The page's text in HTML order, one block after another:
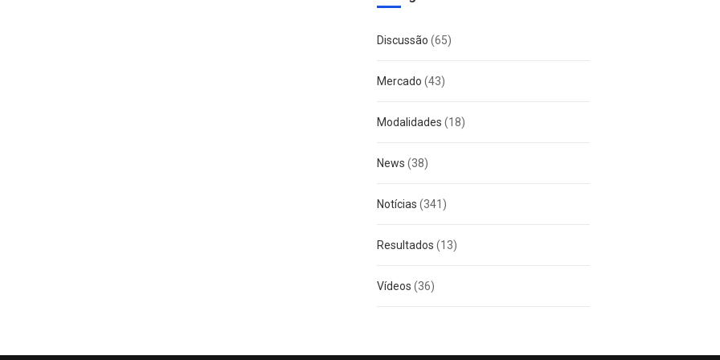
Discussão (65)
Mercado (43)
Modalidades (18)
News (38)
Notícias (341)
Resultados (13)
Vídeos (36)